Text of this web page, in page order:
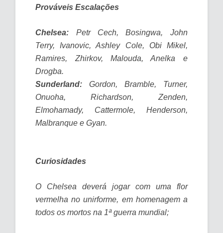
Prováveis Escalações
Chelsea: Petr Cech, Bosingwa, John
Terry, Ivanovic, Ashley Cole, Obi Mikel,
Ramires, Zhirkov, Malouda, Anelka e
Drogba.
Sunderland: Gordon, Bramble, Turner,
Onuoha, Richardson, Zenden,
Elmohamady, Cattermole, Henderson,
Malbranque e Gyan.
Curiosidades
O Chelsea deverá jogar com uma flor
vermelha no unirforme, em homenagem a
todos os mortos na 1ª guerra mundial;